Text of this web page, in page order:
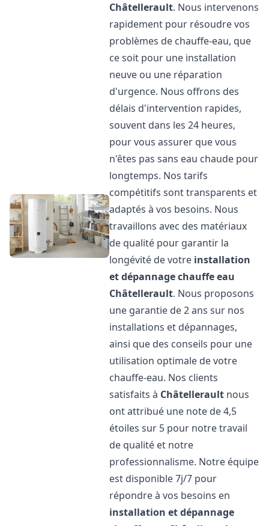
Châtellerault. Nous intervenons
rapidement pour résoudre vos
problèmes de chauffe-eau, que
ce soit pour une installation
neuve ou une réparation
d'urgence. Nous offrons des
délais d'intervention rapides,
souvent dans les 24 heures,
pour vous assurer que vous
n'êtes pas sans eau chaude pour
longtemps. Nos tarifs
compétitifs sont transparents et
adaptés à vos besoins. Nous
travaillons avec des matériaux
de qualité pour garantir la
longévité de votre installation
et dépannage chauffe eau
Châtellerault. Nous proposons
une garantie de 2 ans sur nos
installations et dépannages,
ainsi que des conseils pour une
utilisation optimale de votre
chauffe-eau. Nos clients
satisfaits à Châtellerault nous
ont attribué une note de 4,5
étoiles sur 5 pour notre travail
de qualité et notre
professionnalisme. Notre équipe
est disponible 7j/7 pour
répondre à vos besoins en
installation et dépannage